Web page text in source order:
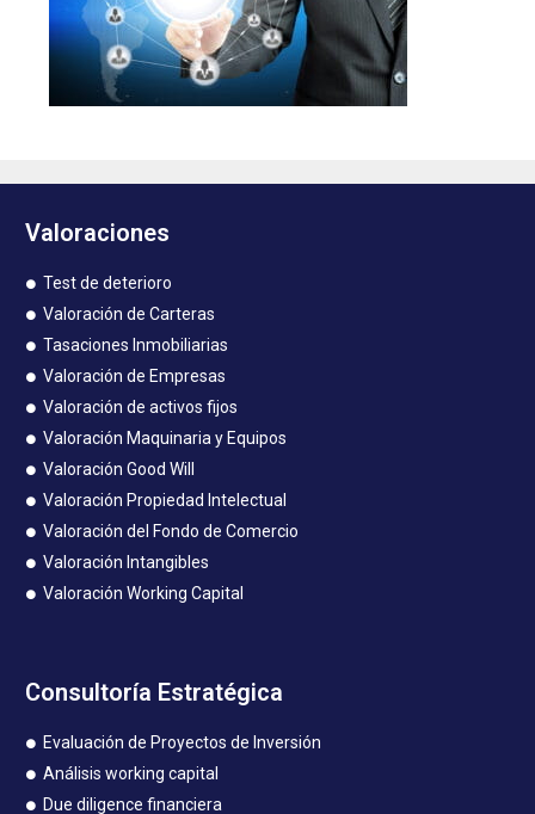
Valoraciones
Test de deterioro
Valoración de Carteras
Tasaciones Inmobiliarias
Valoración de Empresas
Valoración de activos fijos
Valoración Maquinaria y Equipos
Valoración Good Will
Valoración Propiedad Intelectual
Valoración del Fondo de Comercio
Valoración Intangibles
Valoración Working Capital
Consultoría Estratégica
Evaluación de Proyectos de Inversión
Análisis working capital
Due diligence financiera